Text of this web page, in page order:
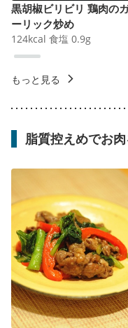
黒胡椒ビリビリ 鶏肉の
ーリック炒め
124kcal 食塩 0.9g
もっと見る
脂質控えめでお